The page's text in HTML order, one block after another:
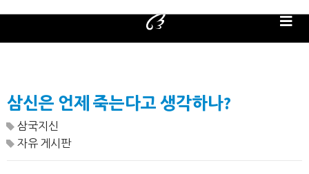
삼신은 언제 죽는다고 생각하나?
삼국지신
자유 게시판